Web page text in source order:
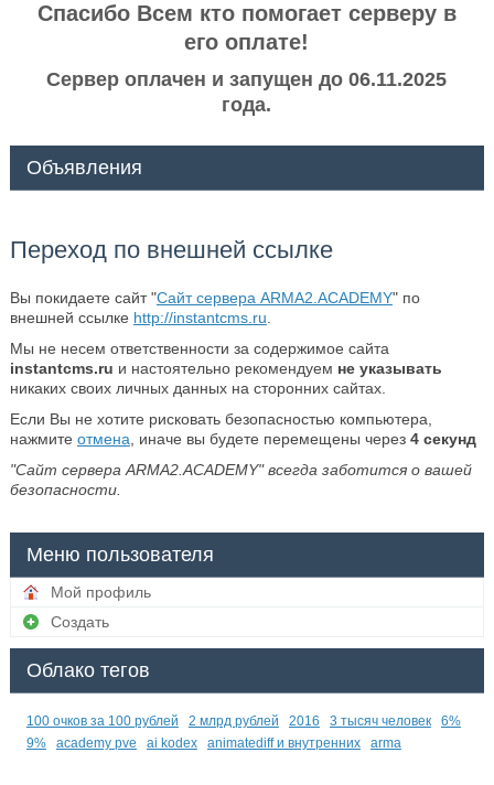
Спасибо Всем кто помогает серверу в
его оплате!
Сервер оплачен и запущен до 06.11.2025
года.
Объявления
Переход по внешней ссылке
Вы покидаете сайт "Сайт сервера ARMA2.ACADEMY" по
внешней ссылке http://instantcms.ru
Мы не несем ответственности за содержимое сайта
instantcms.ru и настоятельно рекомендуем не указывать
никаких своих личных данных на сторонних сайтах.
Если Вы не хотите рисковать безопасностью компьютера,
нажмите отмена , иначе вы будете перемещены через 4секунд
"Сайт сервера ARMA2.ACADEMY" всегда заботится о вашей
безопасности.
Меню пользователя
Мой профиль
Создать
Облако тегов
100 очков за 100 рублей 2 млрд рублей 2016 3 тысяч человек
6%
9%
academy pve ai kodex animatediff и внутренних arma